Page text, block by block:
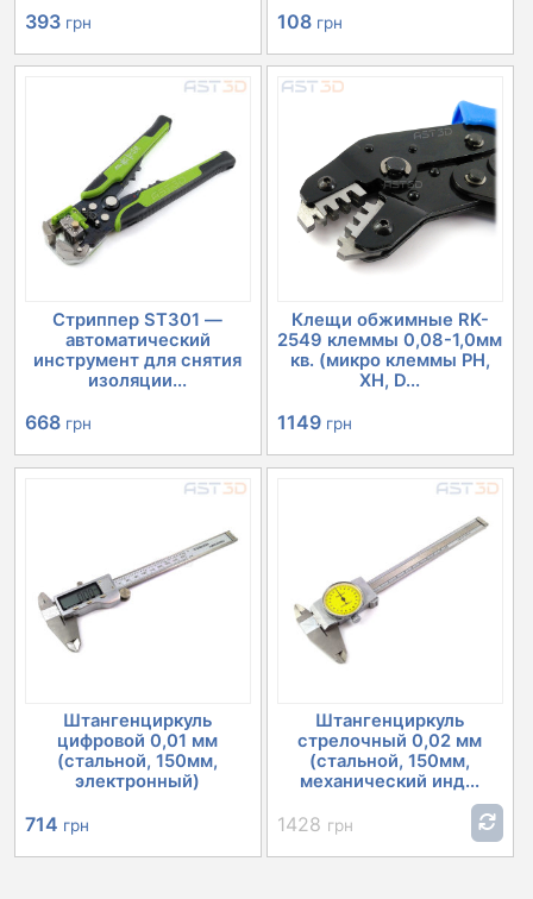
393 грн 108 грн
Стриппер ST301 —
автоматический
инструмент для снятия
изоляции...
668 грн
Клещи обжимные RK-
2549 клеммы 0,08-1,0мм
кв. (микро клеммы PH,
XH, D...
1149 грн
Штангенциркуль
цифровой 0,01 мм
(стальной, 150мм,
электронный)
714 грн
Штангенциркуль
стрелочный 0,02 мм
(стальной, 150мм,
механический инд...
1428 грн